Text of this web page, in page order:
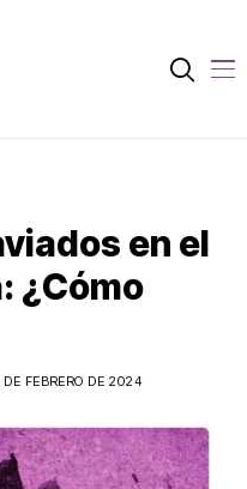
en el
¿Cómo
DE FEBRERO DE 2024